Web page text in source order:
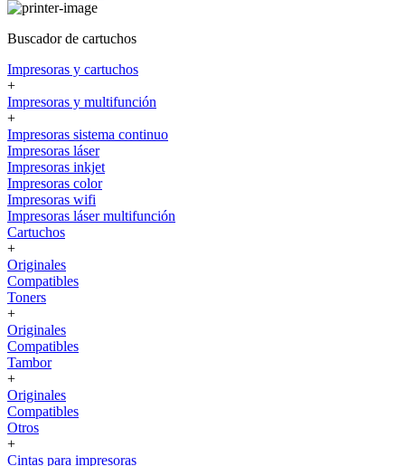
Buscador de cartuchos
Impresoras y cartuchos
+
Impresoras y multifunción
+
Impresoras sistema continuo
Impresoras láser
Impresoras inkjet
Impresoras color
Impresoras wifi
Impresoras láser multifunción
Cartuchos
+
Originales
Compatibles
Toners
+
Originales
Compatibles
Tambor
+
Originales
Compatibles
Otros
+
Cintas para impresoras